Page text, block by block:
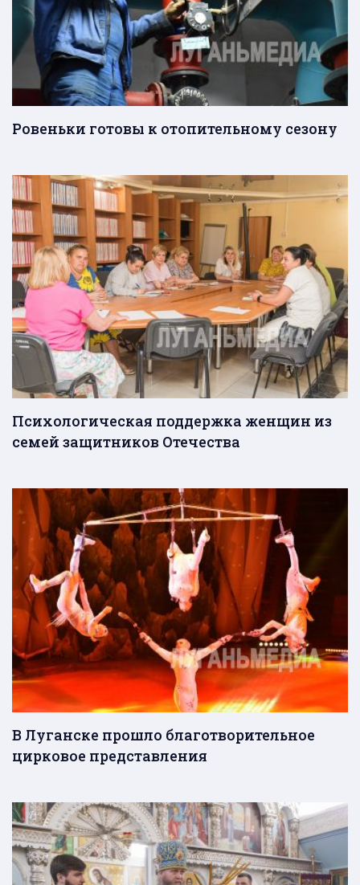
Ровеньки готовы к отопительному сезону
Психологическая поддержка женщин из
семей защитников Отечества
В Луганске прошло благотворительное
цирковое представления